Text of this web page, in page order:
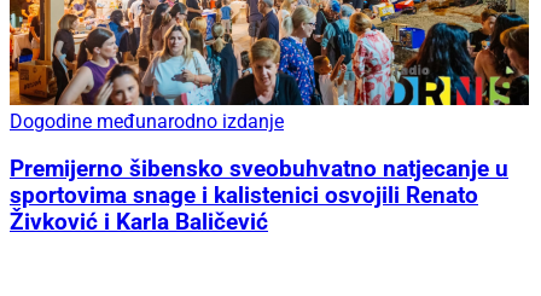
Dogodine međunarodno izdanje
Premijerno šibensko sveobuhvatno natjecanje u
sportovima snage i kalistenici osvojili Renato
Živković i Karla Baličević